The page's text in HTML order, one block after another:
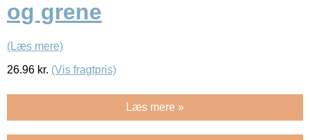
og grene
(Læs mere)
26.96 kr. (Vis fragtpris)
Læs mere »